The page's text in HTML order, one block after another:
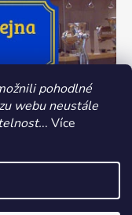
pohodlné
webu neustále
.. Více